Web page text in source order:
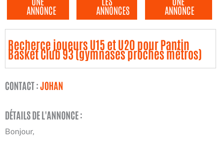
ANNONCE ANNONCES ANNONCE
Recherce joueurs U15 et U20 pour Pantin
Basket Club 93 (gymnases proches métros)
CONTACT :JOHAN
DÉTAILS DE L'ANNONCE :
Bonjour,